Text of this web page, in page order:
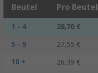
Beutel Pro Beutel
1 - 4 28,70 €
5 - 9
27,55 €
10 +
26,39 €